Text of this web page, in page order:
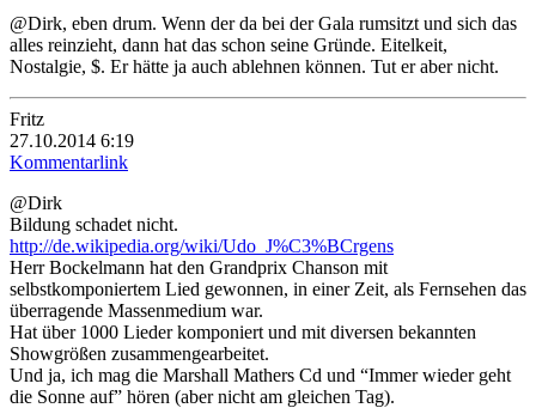
@Dirk, eben drum. Wenn der da bei der Gala rumsitzt und sich das
alles reinzieht, dann hat das schon seine Gründe. Eitelkeit,
Nostalgie, $. Er hätte ja auch ablehnen können. Tut er aber nicht.
Fritz
27.10.2014 6:19
Kommentarlink
@Dirk
Bildung schadet nicht.
http://de.wikipedia.org/wiki/Udo_J%C3%BCrgens
Herr Bockelmann hat den Grandprix Chanson mit
selbstkomponiertem Lied gewonnen, in einer Zeit, als Fernsehen das
überragende Massenmedium war.
Hat über 1000 Lieder komponiert und mit diversen bekannten
Showgrößen zusammengearbeitet.
Und ja, ich mag die Marshall Mathers Cd und “Immer wieder geht
die Sonne auf” hören (aber nicht am gleichen Tag).